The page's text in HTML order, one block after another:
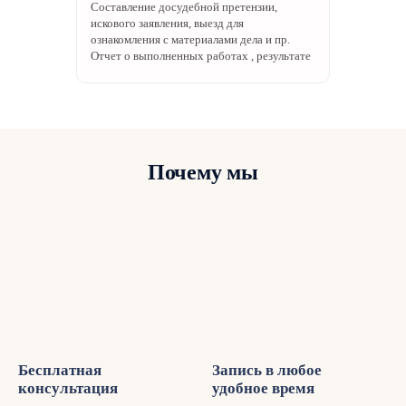
Профессиональные консультации и стратегии урегулирования
Защита прав и интересов клиента на всех этапах судебного
обеспечивает клиентам уверенность в успешном разрешении
Составление досудебной претензии,
искового заявления, выезд для
ознакомления с материалами дела и пр.
Отчет о выполненных работах , результате
Почему мы
Бесплатная
консультация
Запись в любое
удобное время